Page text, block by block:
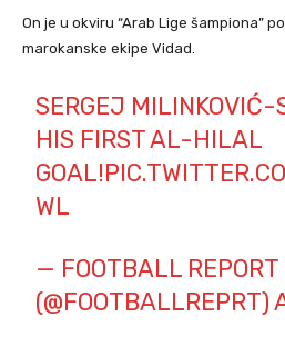
On je u okviru “Arab Lige šampiona”
marokanske ekipe Vidad.
SERGEJ MILINKOVIĆ-
HIS FIRST AL-HILAL
GOAL!
WL
— FOOTBALL REPORT
(@FOOTBALLREPRT)